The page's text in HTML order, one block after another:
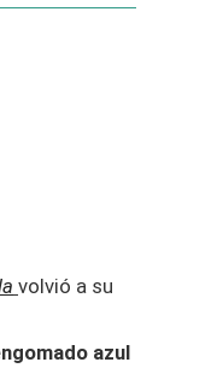
volvió a su
azul